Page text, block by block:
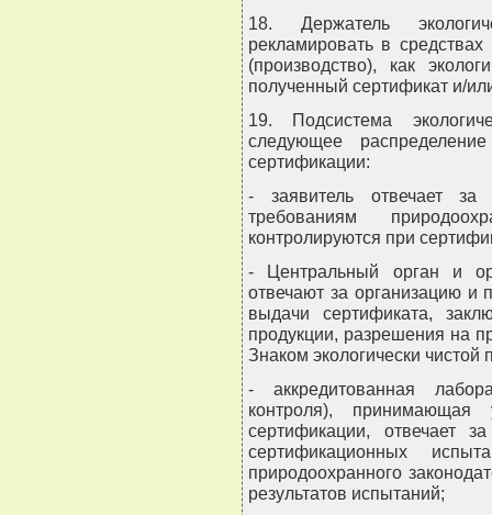
18. Держатель
рекламировать в
(производство), как
полученный сертификат и/
19. Подсистема
следующее
сертификации:
- заявитель отвечает за
требованиям
контролируются при
- Центральный орган и
отвечают за организацию и
выдачи сертификата,
продукции, разрешения на
Знаком экологически чистой
- аккредитованная
контроля), принимающая
сертификации, отвечает
сертификационных
природоохранного
результатов испытаний;